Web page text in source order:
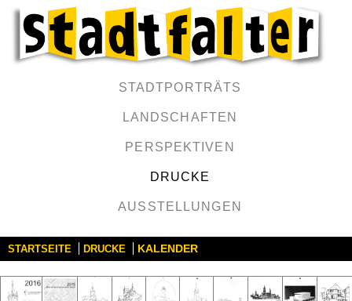
STADTPORTRÄTS
LANDSCHAFTEN
PERSPEKTIVEN
DRUCKE
AUSSTELLUNGEN
STARTSEITE DRUCKE KALENDER